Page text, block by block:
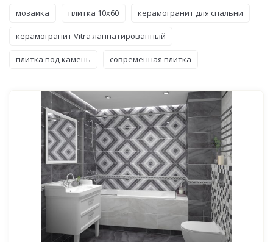
мозаика плитка 10x60 керамогранит для спальни
керамогранит Vitra лаппатированный
плитка под камень современная плитка